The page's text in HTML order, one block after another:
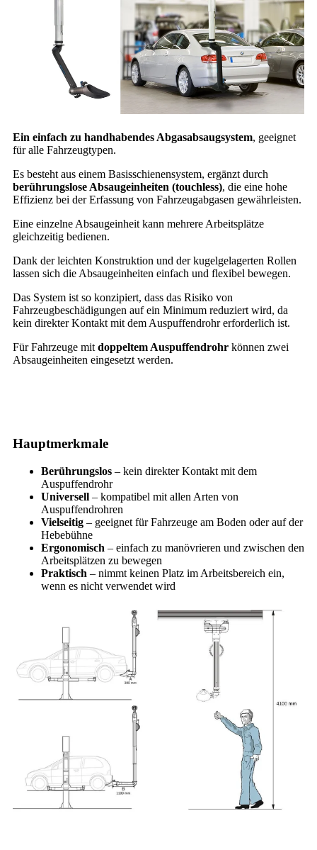
Ein einfach zu handhabendes Abgasabsaugsystem, geeignet
für alle Fahrzeugtypen.
Es besteht aus einem Basisschienensystem, ergänzt durch
berührungslose Absaugeinheiten (touchless), die eine hohe
Effizienz bei der Erfassung von Fahrzeugabgasen gewährleisten.
Eine einzelne Absaugeinheit kann mehrere Arbeitsplätze
gleichzeitig bedienen.
Dank der leichten Konstruktion und der kugelgelagerten Rollen
lassen sich die Absaugeinheiten einfach und flexibel bewegen.
Das System ist so konzipiert, dass das Risiko von
Fahrzeugbeschädigungen auf ein Minimum reduziert wird, da
kein direkter Kontakt mit dem Auspuffendrohr erforderlich ist.
Für Fahrzeuge mit doppeltem Auspuffendrohr können zwei
Absaugeinheiten eingesetzt werden.
Hauptmerkmale
Berührungslos – kein direkter Kontakt mit dem
Auspuffendrohr
Universell – kompatibel mit allen Arten von
Auspuffendrohren
Vielseitig – geeignet für Fahrzeuge am Boden oder auf der
Hebebühne
Ergonomisch – einfach zu manövrieren und zwischen den
Arbeitsplätzen zu bewegen
Praktisch – nimmt keinen Platz im Arbeitsbereich ein,
wenn es nicht verwendet wird